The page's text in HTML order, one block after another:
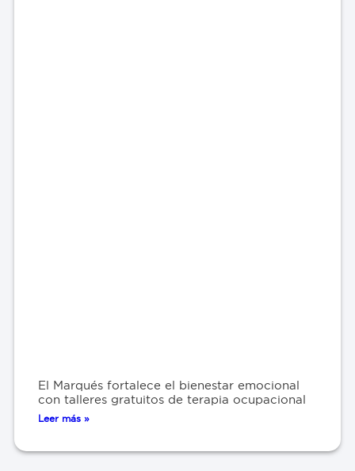
El Marqués fortalece el bienestar emocional
con talleres gratuitos de terapia ocupacional
Leer más »